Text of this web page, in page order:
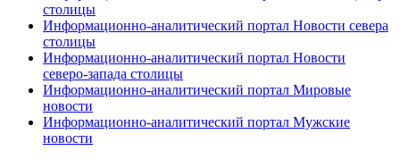
столицы
Информационно-аналитический портал Новости севера
столицы
Информационно-аналитический портал Новости
северо-запада столицы
Информационно-аналитический портал Мировые
новости
Информационно-аналитический портал Мужские
новости